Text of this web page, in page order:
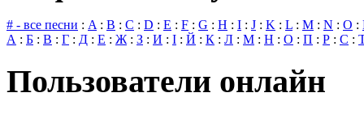
# - все песни : A: B : C : D : E : F : G : H : I : J : K : L : M : N : O :
А : Б : В : Г : Д : Е : Ж: З : И : І : Й : К : Л : М : Н : О : П : Р : С :
Пользователи онлайн